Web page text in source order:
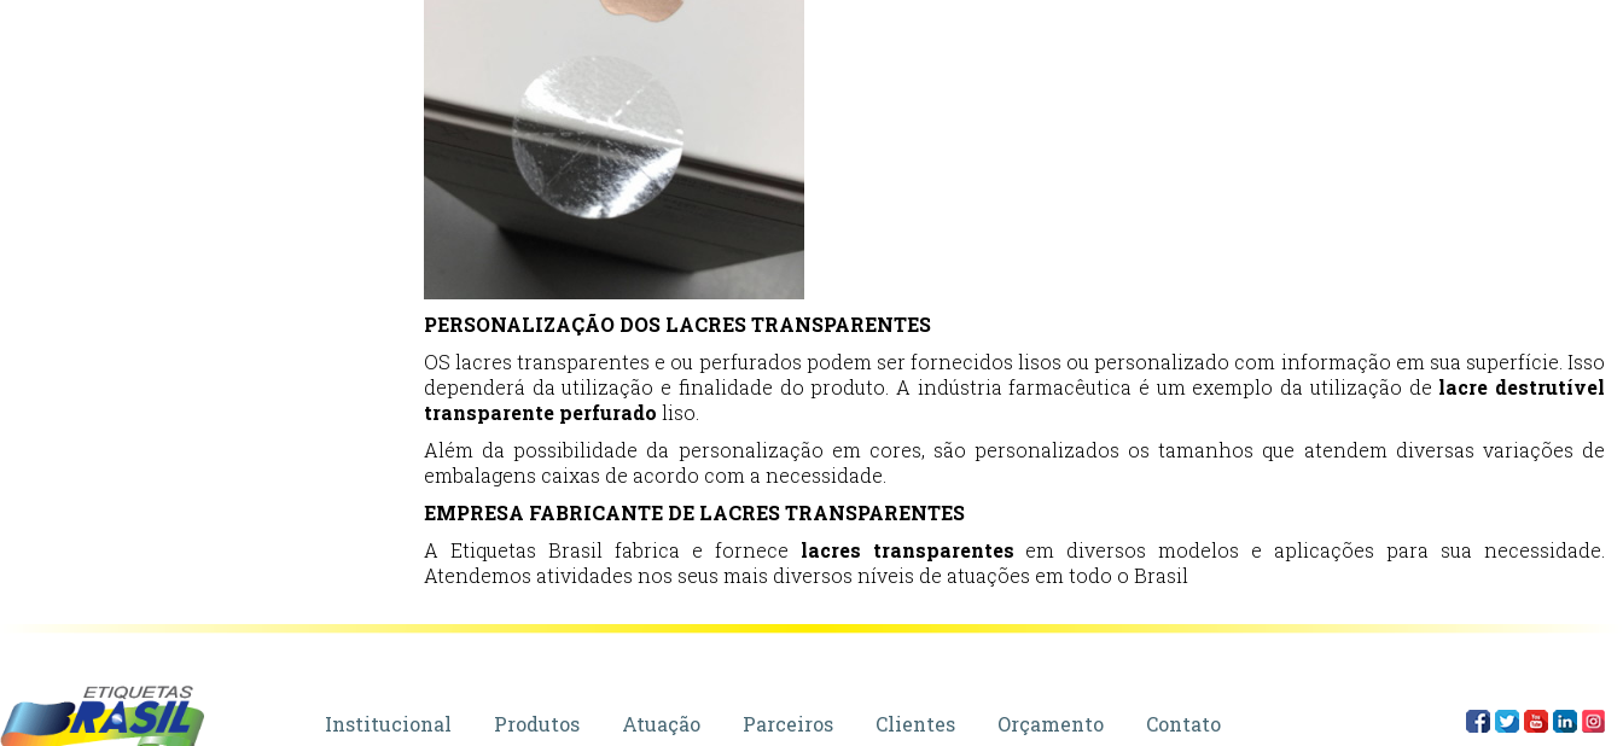
PERSONALIZAÇÃO DOS LACRES TRANSPARENTES
OS lacres transparentes e ou perfurados podem ser fornecidos lisos ou personalizado com informação em sua superfície. Isso
dependerá da utilização e finalidade do produto. A indústria farmacêutica é um exemplo da utilização de lacre destrutível
transparente perfurado liso.
Além da possibilidade da personalização em cores, são personalizados os tamanhos que atendem diversas variações de
embalagens caixas de acordo com a necessidade.
EMPRESA FABRICANTE DE LACRES TRANSPARENTES
A Etiquetas Brasil fabrica e fornece lacres transparentes em diversos modelos e aplicações para sua necessidade.
Atendemos atividades nos seus mais diversos níveis de atuações em todo o Brasil
Institucional Produtos Atuação Parceiros Clientes Orçamento Contato